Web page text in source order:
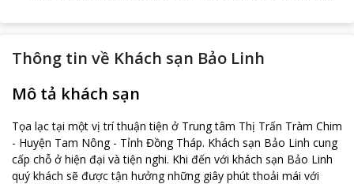
Thông tin về Khách sạn Bảo Linh
Mô tả khách sạn
Tọa lạc tại một vị trí thuận tiện ở Trung tâm Thị Trấn Tràm Chim
- Huyện Tam Nông - Tỉnh Đồng Tháp. Khách sạn Bảo Linh cung
cấp chỗ ở hiện đại và tiện nghi. Khi đến với khách sạn Bảo Linh
quý khách sẽ được tận hưởng những giây phút thoải mái với